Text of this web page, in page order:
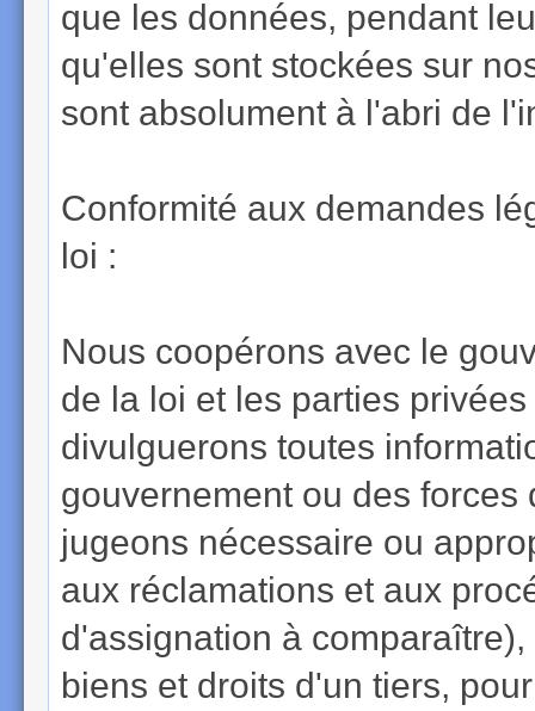
que les données, pendant
qu'elles sont stockées sur
sont absolument à l'abri de
Conformité aux demandes
loi :
Nous coopérons avec le
de la loi et les parties
divulguerons toutes
gouvernement ou des
jugeons nécessaire ou
aux réclamations et aux
d'assignation à
biens et droits d'un tiers,